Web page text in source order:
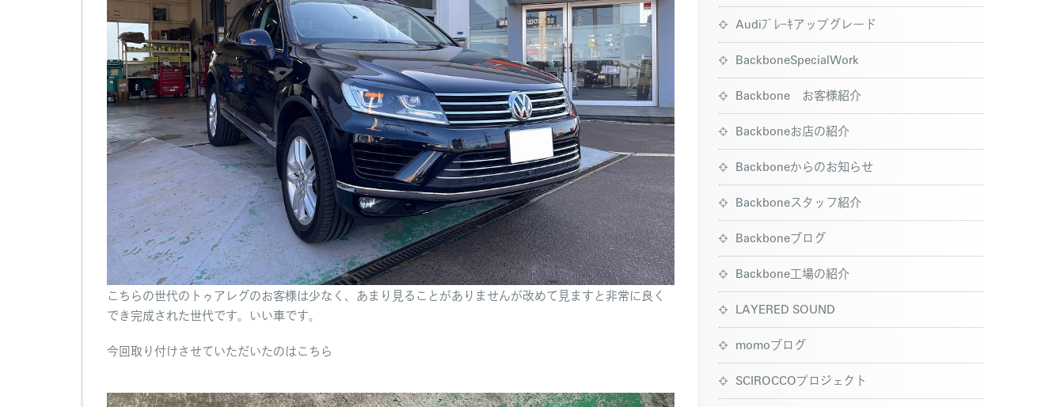
こちらの世代のトゥアレグのお客様は少なく、あまり見ることがありませんが改めて見ますと非常に良く
でき完成された世代です。いい車です。
今回取り付けさせていただいたのはこちら
Audiﾌﾞﾚｰｷアップグレード
BackboneSpecialWork
Backbone お客様紹介
Backboneお店の紹介
Backboneからのお知らせ
Backboneスタッフ紹介
Backboneブログ
Backbone工場の紹介
LAYERED SOUND
momoブログ
SCIROCCOプロジェクト